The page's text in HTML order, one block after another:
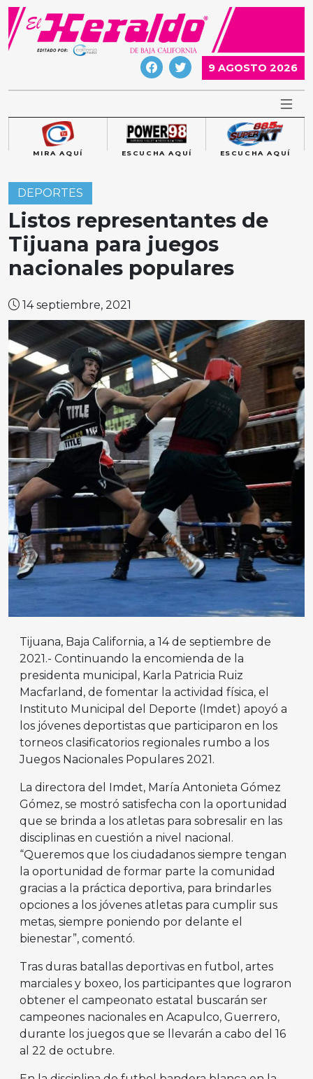
Skip
content
9 AGOSTO 2026
MIRA AQUÍ ESCUCHA AQUÍ ESCUCHA AQUÍ
DEPORTES
Listos representantes de
Tijuana para juegos
nacionales populares
14 septiembre, 2021
Tijuana, Baja California, a 14 de septiembre de
2021.- Continuando la encomienda de la
presidenta municipal, Karla Patricia Ruiz
Macfarland, de fomentar la actividad física, el
Instituto Municipal del Deporte (Imdet) apoyó a
los jóvenes deportistas que participaron en los
torneos clasificatorios regionales rumbo a los
Juegos Nacionales Populares 2021.
La directora del Imdet, María Antonieta Gómez
Gómez, se mostró satisfecha con la oportunidad
que se brinda a los atletas para sobresalir en las
disciplinas en cuestión a nivel nacional.
“Queremos que los ciudadanos siempre tengan
la oportunidad de formar parte la comunidad
gracias a la práctica deportiva, para brindarles
opciones a los jóvenes atletas para cumplir sus
metas, siempre poniendo por delante el
bienestar”, comentó.
Tras duras batallas deportivas en futbol, artes
marciales y boxeo, los participantes que lograron
obtener el campeonato estatal buscarán ser
campeones nacionales en Acapulco, Guerrero,
durante los juegos que se llevarán a cabo del 16
al 22 de octubre.